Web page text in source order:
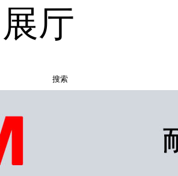
厅
搜索